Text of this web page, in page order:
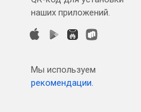
наших приложений.
Мы используем
рекомендации.